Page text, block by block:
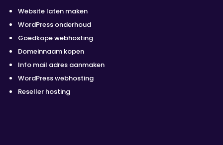
Website laten maken
WordPress onderhoud
Goedkope webhosting
Domeinnaam kopen
Info mail adres aanmaken
WordPress webhosting
Reseller hosting